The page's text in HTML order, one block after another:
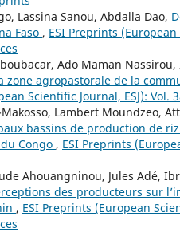
Lassina Sanou, Abdalla Dao,
Faso , ESI Preprints (European
Ado Maman Nassirou,
zone agropastorale de la
Scientific Journal, ESJ): Vol.
Lambert Moundzeo,
bassins de production de
Congo , ESI Preprints
Ahouangninou, Jules Adé,
des producteurs sur
, ESI Preprints (European